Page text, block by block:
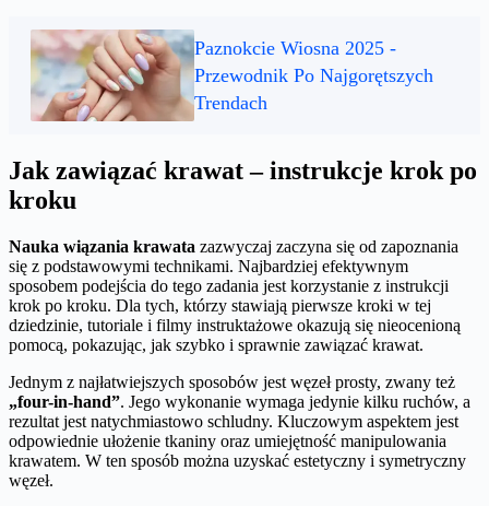
Paznokcie Wiosna 2025 -
Przewodnik Po Najgorętszych
Trendach
Jak zawiązać krawat – instrukcje krok po
kroku
Nauka wiązania krawata zazwyczaj zaczyna się od zapoznania
się z podstawowymi technikami. Najbardziej efektywnym
sposobem podejścia do tego zadania jest korzystanie z instrukcji
krok po kroku. Dla tych, którzy stawiają pierwsze kroki w tej
dziedzinie, tutoriale i filmy instruktażowe okazują się nieocenioną
pomocą, pokazując, jak szybko i sprawnie zawiązać krawat.
Jednym z najłatwiejszych sposobów jest węzeł prosty, zwany też
„four-in-hand”. Jego wykonanie wymaga jedynie kilku ruchów, a
rezultat jest natychmiastowo schludny. Kluczowym aspektem jest
odpowiednie ułożenie tkaniny oraz umiejętność manipulowania
krawatem. W ten sposób można uzyskać estetyczny i symetryczny
węzeł.